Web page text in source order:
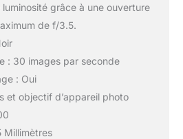
grâce à une ouverture
de f/3.5.
: 30 images par seconde
: Oui
et objectif d’appareil photo
Millimètres